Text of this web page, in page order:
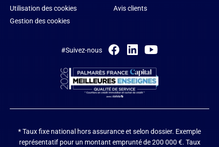
Utilisation des cookies
Gestion des cookies
Avis clients
#Suivez-nous
* Taux fixe national hors assurance et selon dossier. Exemple
représentatif pour un montant emprunté de 200 000 €. Taux